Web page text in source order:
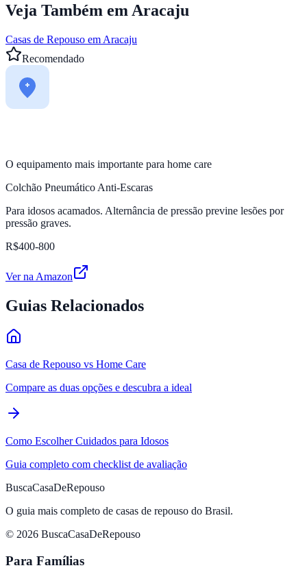
Veja Também em Aracaju
Casas de Repouso em Aracaju
Recomendado
O equipamento mais importante para home care
Colchão Pneumático Anti-Escaras
Para idosos acamados. Alternância de pressão previne lesões por
pressão graves.
R$400-800
Ver na Amazon
Guias Relacionados
Casa de Repouso vs Home Care
Compare as duas opções e descubra a ideal
Como Escolher Cuidados para Idosos
Guia completo com checklist de avaliação
BuscaCasaDeRepouso
O guia mais completo de casas de repouso do Brasil.
© 2026 BuscaCasaDeRepouso
Para Famílias